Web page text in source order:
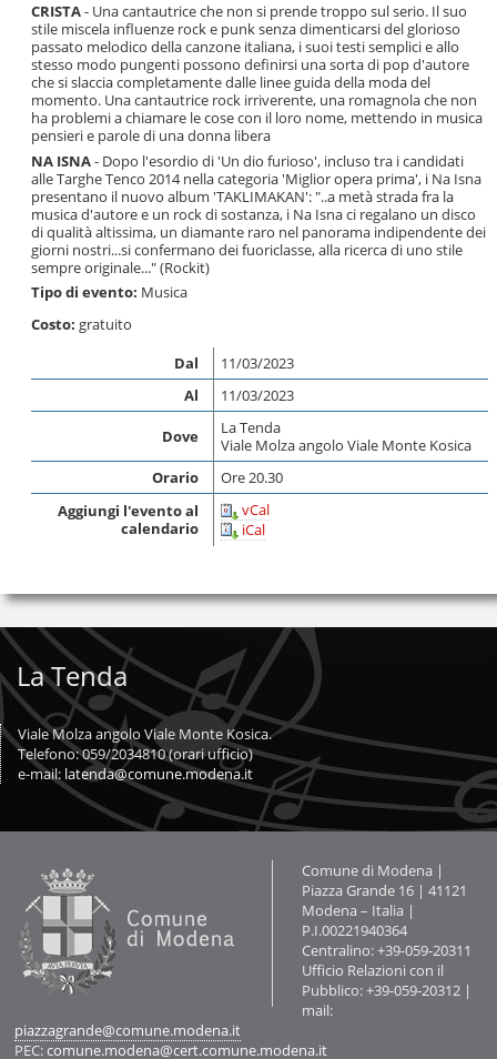
CRISTA- Una cantautrice che non si prende troppo sul serio. Il suo
stile miscela influenze rock e punk senza dimenticarsi del glorioso
passato melodico della canzone italiana, i suoi testi semplici e allo
stesso modo pungenti possono definirsi una sorta di pop d'autore
che si slaccia completamente dalle linee guida della moda del
momento. Una cantautrice rock irriverente, una romagnola che non
ha problemi a chiamare le cose con il loro nome, mettendo in musica
pensieri e parole di una donna libera
NA ISNA- Dopo l'esordio di 'Un dio furioso', incluso tra i candidati
alle Targhe Tenco 2014 nella categoria 'Miglior opera prima', i Na Isna
presentano il nuovo album 'TAKLIMAKAN': "..a metà strada fra la
musica d'autore e un rock di sostanza, i Na Isna ci regalano un disco
di qualità altissima, un diamante raro nel panorama indipendente dei
giorni nostri...si confermano dei fuoriclasse, alla ricerca di uno stile
sempre originale..." (Rockit)
Tipo di evento: Musica
Costo: gratuito
Dal
11/03/2023
Al
11/03/2023
Dove
La Tenda
Viale Molza angolo Viale Monte Kosica
Orario
Ore 20.30
Aggiungi l'evento al
calendario
vCal
iCal
La Tenda
Viale Molza angolo Viale Monte Kosica.
Telefono: 059/2034810 (orari ufficio)
e-mail: latenda@comune.modena.it
Contatti
Comune di Modena |
Piazza Grande 16 | 41121
Modena – Italia |
P.I.00221940364
Centralino: +39-059-20311
Ufficio Relazioni con il
Pubblico: +39-059-20312 |
mail:
piazzagrande@comune.modena.it
PEC:comune.modena@cert.comune.modena.it